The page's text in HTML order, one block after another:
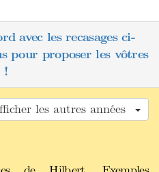
avec les recasages ci-
pour proposer les vôtres
!
les autres années